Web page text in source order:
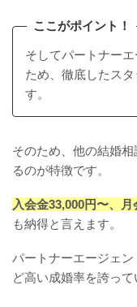
ここがポイント！
そしてパートナー
ため、徹底したス
す。
そのため、他の結婚
るのが特徴です。
入会金33,000円〜、
も納得と言えます。
パートナーエージェ
ど高い成婚率を誇って